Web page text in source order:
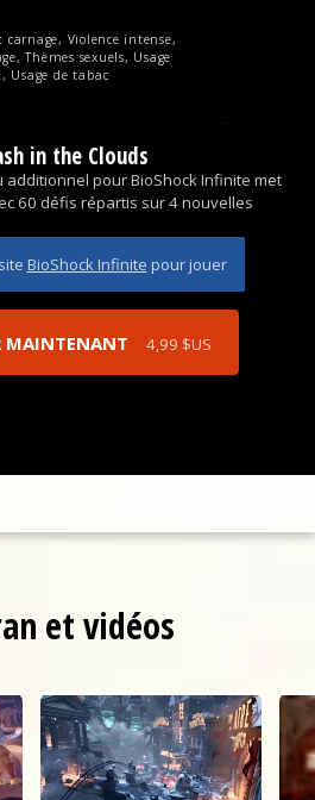
carnage Violence intense
Thèmes sexuels
Usage
Usage de tabac
in the Clouds
additionnel pour BioShock Infinite met
60 défis répartis sur 4 nouvelles
BioShock Infinite pour jouer
MAINTENANT 4,99 $US
et vidéos